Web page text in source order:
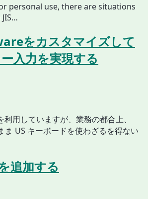
personal use, there are situations
をカスタマイズして
入力を実現する
用していますが、業務の都合上、
ま US キーボードを使わざるを得ない
追加する